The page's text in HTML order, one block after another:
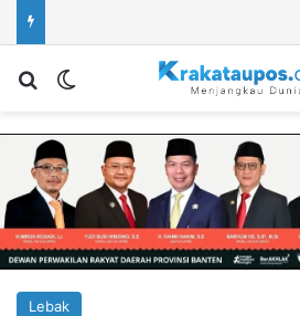
Cari berita...Switch skin
Lebak